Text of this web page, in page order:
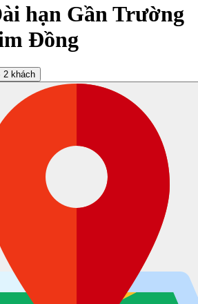
hạn Gần Trường
Đồng
2 khách